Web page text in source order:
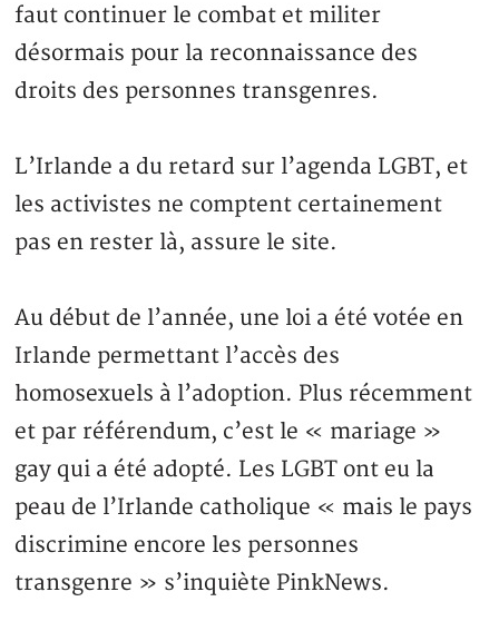
faut continuer le combat et militer
désormais pour la reconnaissance des
droits des personnes transgenres.
L’Irlande a du retard sur l’agenda LGBT, et
les activistes ne comptent certainement
pas en rester là, assure le site.
Au début de l’année, une loi a été votée en
Irlande permettant l’accès des
homosexuels à l’adoption. Plus récemment
et par référendum, c’est le « mariage »
gay qui a été adopté. Les LGBT ont eu la
peau de l’Irlande catholique « mais le pays
discrimine encore les personnes
transgenre » s’inquiète PinkNews.